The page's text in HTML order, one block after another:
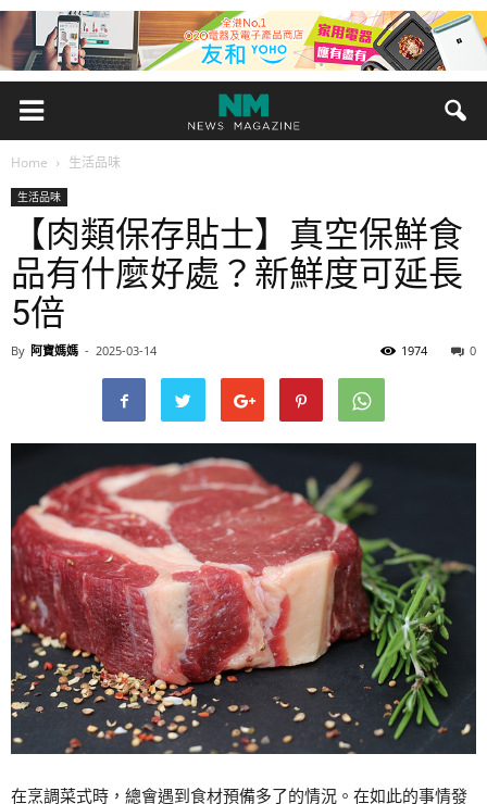
Home 生活品味
生活品味
【肉類保存貼士】真空保鮮食
品有什麼好處？新鮮度可延長
5倍
By 阿寶媽媽 - 2025-03-14 0
1974
在烹調菜式時，總會遇到食材預備多了的情況。在如此的事情發